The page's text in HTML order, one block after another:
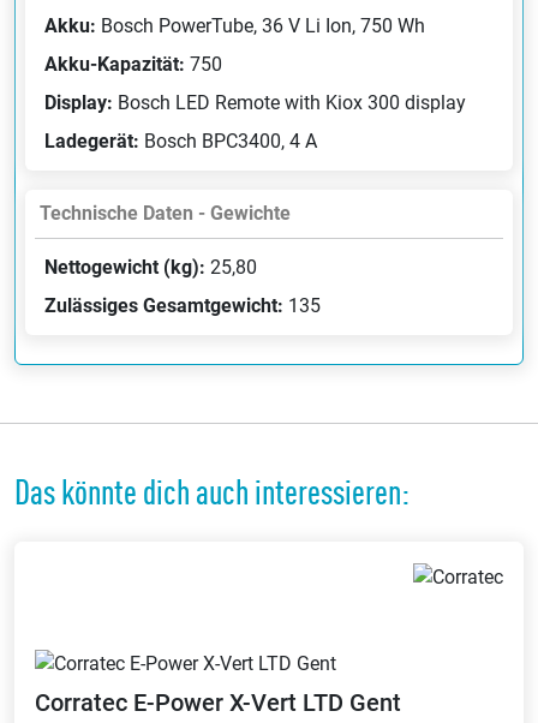
Akku: Bosch PowerTube, 36 V Li Ion, 750 Wh
Akku-Kapazität: 750
Display: Bosch LED Remote with Kiox 300 display
Ladegerät: Bosch BPC3400, 4 A
Technische Daten - Gewichte
Nettogewicht (kg): 25,80
Zulässiges Gesamtgewicht: 135
Das könnte dich auch interessieren:
Corratec E-Power X-Vert LTD Gent